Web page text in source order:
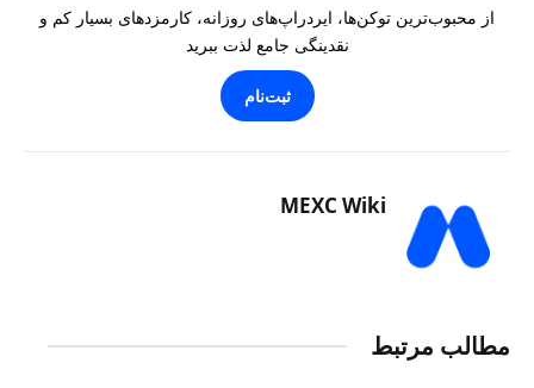
از محبوب‌ترین توکن‌ها، ایردراپ‌های روزانه، کارمزدهای بسیار کم و
نقدینگی جامع لذت ببرید
ثبت‌نام
MEXC Wiki
مطالب مرتبط